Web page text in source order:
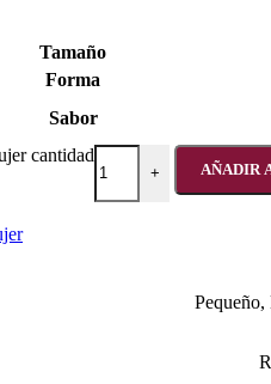
Tamaño
Forma
Sabor
cantidad
+ AÑADIR
Pequeño,